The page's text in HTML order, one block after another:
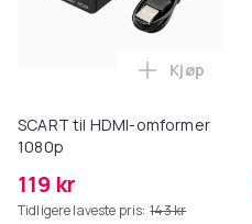
SCART til HDMI-omformer
1080p
119 kr
Tidligere laveste pris: 143 kr
Legg
Kjøp